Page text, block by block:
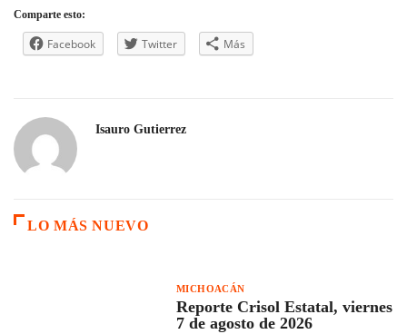
Comparte esto:
Facebook Twitter Más
Isauro Gutierrez
LO MÁS NUEVO
MICHOACÁN
Reporte Crisol Estatal, viernes
7 de agosto de 2026